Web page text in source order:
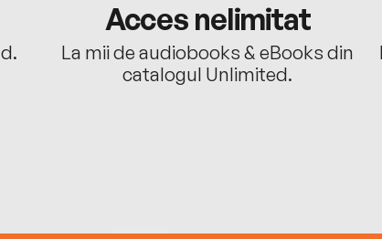
Acces nelimitat
La mii de audiobooks & eBooks din
catalogul Unlimited.